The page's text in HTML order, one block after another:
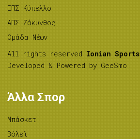
ΕΠΣ Κύπελλο
ΑΠΣ Ζάκυνθος
Ομάδα Νέων
All rights reserved Ionian Sports
Developed & Powered by GeeSmo
Άλλα Σπορ
Μπάσκετ
Βόλεϊ